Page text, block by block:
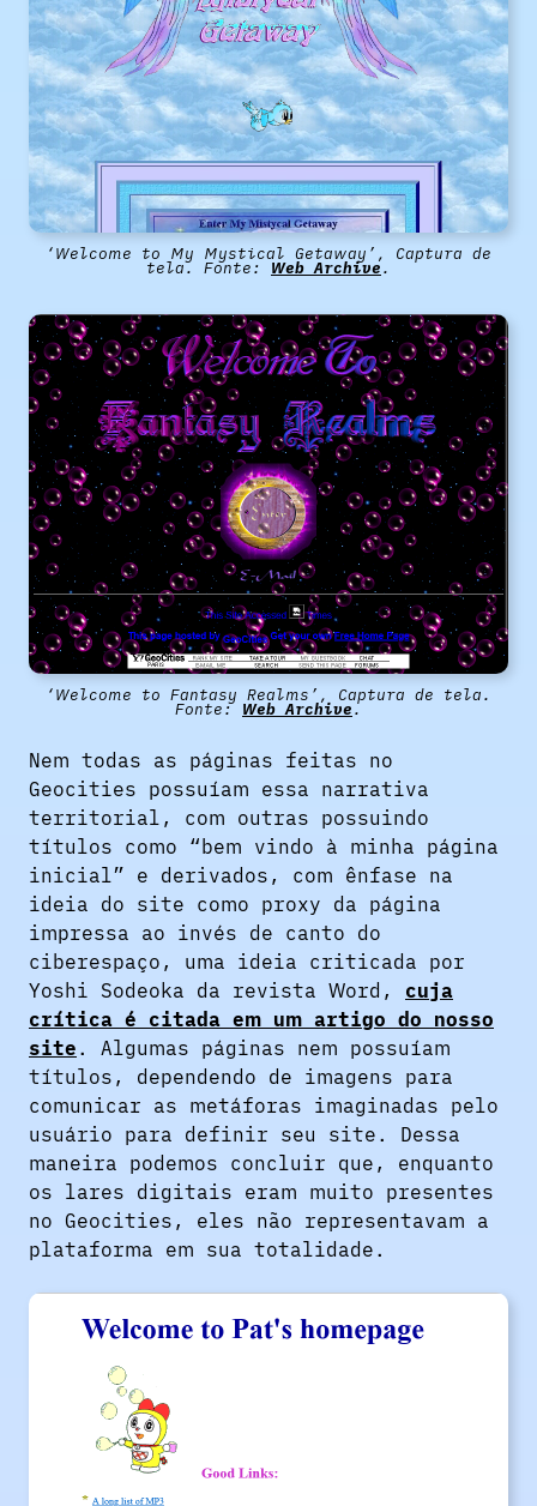
‘Welcome to My Mystical Getaway’, Captura de
tela. Fonte: Web Archive.
‘Welcome to Fantasy Realms’, Captura de tela.
Fonte: Web Archive.
Nem todas as páginas feitas no
Geocities possuíam essa narrativa
territorial, com outras possuindo
títulos como “bem vindo à minha página
inicial” e derivados, com ênfase na
ideia do site como proxy da página
impressa ao invés de canto do
ciberespaço, uma ideia criticada por
Yoshi Sodeoka da revista Word, cuja
crítica é citada em um artigo do nosso
site . Algumas páginas nem possuíam
títulos, dependendo de imagens para
comunicar as metáforas imaginadas pelo
usuário para definir seu site. Dessa
maneira podemos concluir que, enquanto
os lares digitais eram muito presentes
no Geocities, eles não representavam a
plataforma em sua totalidade.